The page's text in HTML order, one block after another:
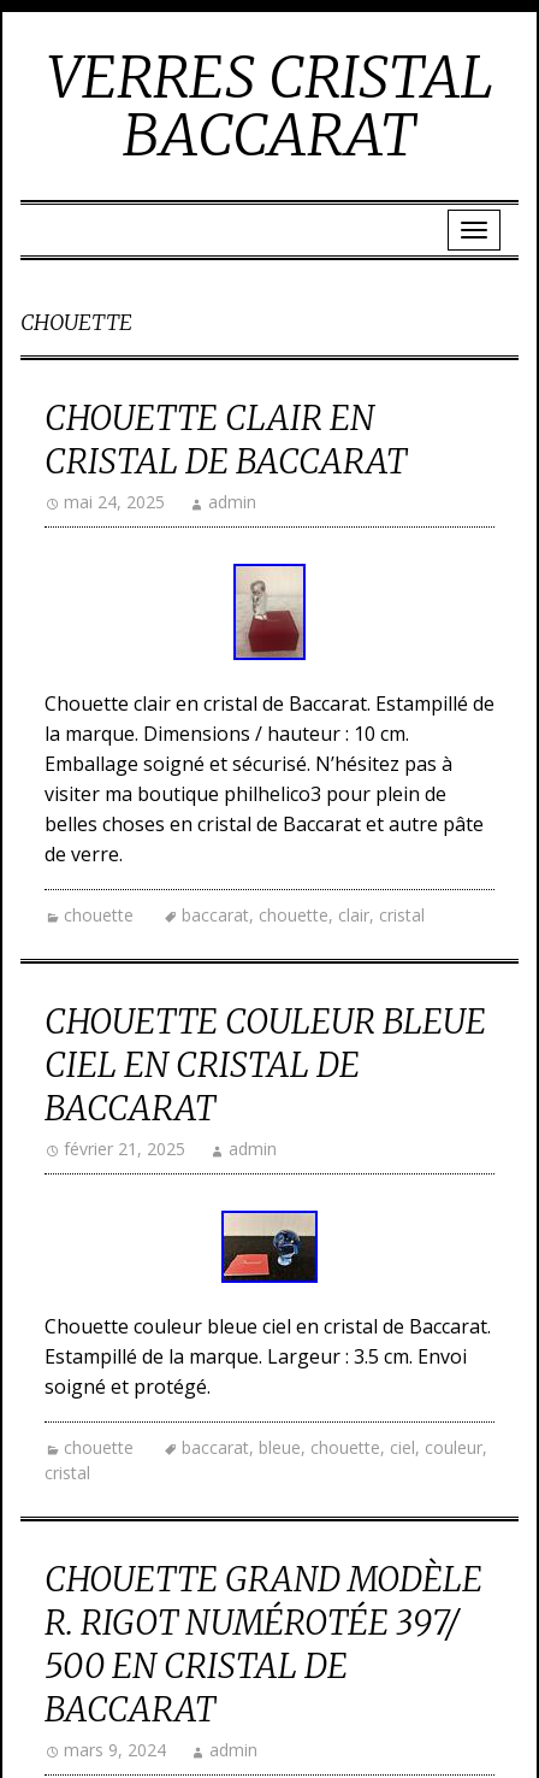
VERRES CRISTAL
BACCARAT
CHOUETTE
CHOUETTE CLAIR EN
CRISTAL DE BACCARAT
mai 24, 2025 admin
Chouette clair en cristal de Baccarat. Estampillé de
la marque. Dimensions / hauteur : 10 cm.
Emballage soigné et sécurisé. N’hésitez pas à
visiter ma boutique philhelico3 pour plein de
belles choses en cristal de Baccarat et autre pâte
de verre.
chouette baccarat, chouette, clair, cristal
CHOUETTE COULEUR BLEUE
CIEL EN CRISTAL DE
BACCARAT
février 21, 2025 admin
Chouette couleur bleue ciel en cristal de Baccarat.
Estampillé de la marque. Largeur : 3.5 cm. Envoi
soigné et protégé.
chouette baccarat, bleue, chouette, ciel, couleur,
cristal
CHOUETTE GRAND MODÈLE
R. RIGOT NUMÉROTÉE 397/
500 EN CRISTAL DE
BACCARAT
mars 9, 2024 admin